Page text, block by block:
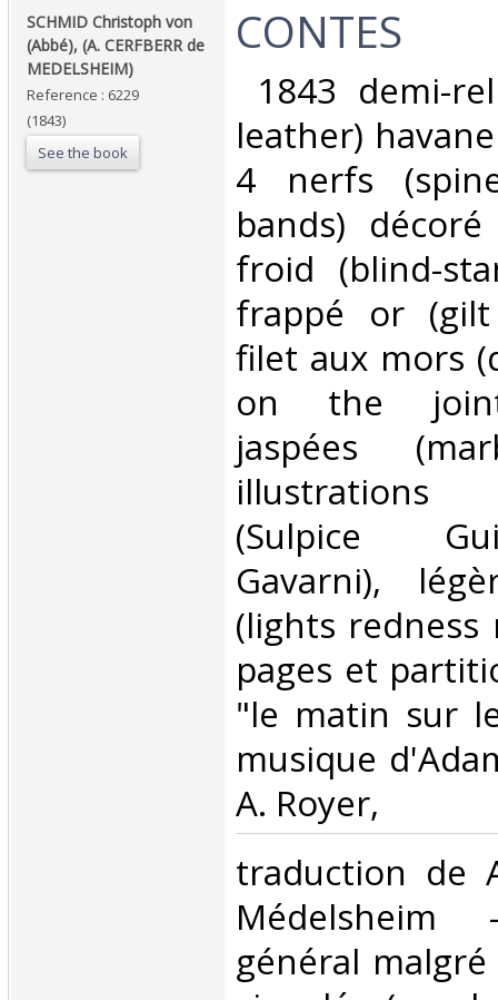
‎SCHMID Christoph von
(Abbé), (A. CERFBERR de
MEDELSHEIM)‎
Reference : 6229
(1843)
See the book
‎CONTES‎
1843 demi-
leather)
4 nerfs
bands)
froid (blind-
frappé or
filet aux mors
on the
jaspées
illustrations
(Sulpice
Gavarni),
(lights redness
pages et
"le matin sur
musique
A. Royer,‎
‎traduction de
général